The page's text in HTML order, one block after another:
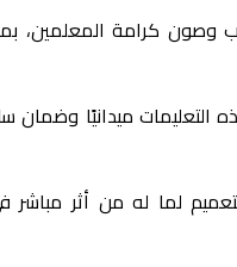
كرامة المعلمين،
ميدانيًا وضمان
لما له من أثر مباشر